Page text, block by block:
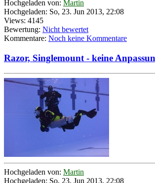
Hochgeladen von: Martin
Hochgeladen: So, 23. Jun 2013, 22:08
Views: 4145
Bewertung: Nicht bewertet
Kommentare: Noch keine Kommentare
Razor, Singlemount - keine
Hochgeladen von: Martin
Hochgeladen: So, 23. Jun 2013, 22:08